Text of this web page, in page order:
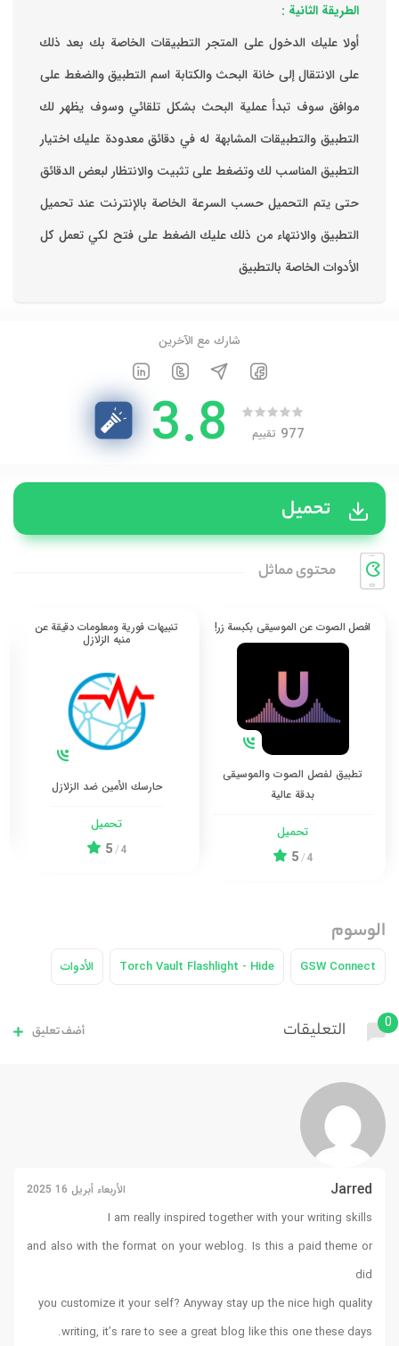
الطريقة الثانية :
‏أولا عليك الدخول على المتجر التطبيقات الخاصة بك ‏بعد ذلك
على الانتقال إلى خانة البحث والكتابة اسم التطبيق والضغط على
موافق ‏سوف تبدأ عملية البحث بشكل تلقائي وسوف يظهر لك
التطبيق والتطبيقات المشابهة له في دقائق معدودة ‏عليك اختيار
التطبيق المناسب لك وتضغط على تثبيت والانتظار لبعض الدقائق
حتى يتم التحميل حسب السرعة الخاصة بالإنترنت ‏عند تحميل
التطبيق والانتهاء من ذلك عليك الضغط على فتح لكي تعمل كل
الأدوات الخاصة بالتطبيق
شارك مع الآخرين
977 تقييم 3.8
تحميل
محتوی مماثل
افصل الصوت عن الموسيقى بكبسة زر!
تطبيق لفصل الصوت والموسيقى
بدقة عالية
تحميل
4
/
5
تنبيهات فورية ومعلومات دقيقة عن
منبه الزلازل
حارسك الأمين ضد الزلازل
تحميل
4
/
5
الوسوم
GSW Connect
Torch Vault Flashlight - Hide الأدوات
0 التعليقات أضف تعليق
Jarred الأربعاء أبريل 16 2025
I am really inspired together with your writing skills
and also with the format on your weblog. Is this a paid theme or
did
you customize it your self? Anyway stay up the nice high quality
writing, it’s rare to see a great blog like this one these days.